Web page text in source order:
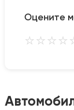
Оцените
⭐⭐⭐⭐